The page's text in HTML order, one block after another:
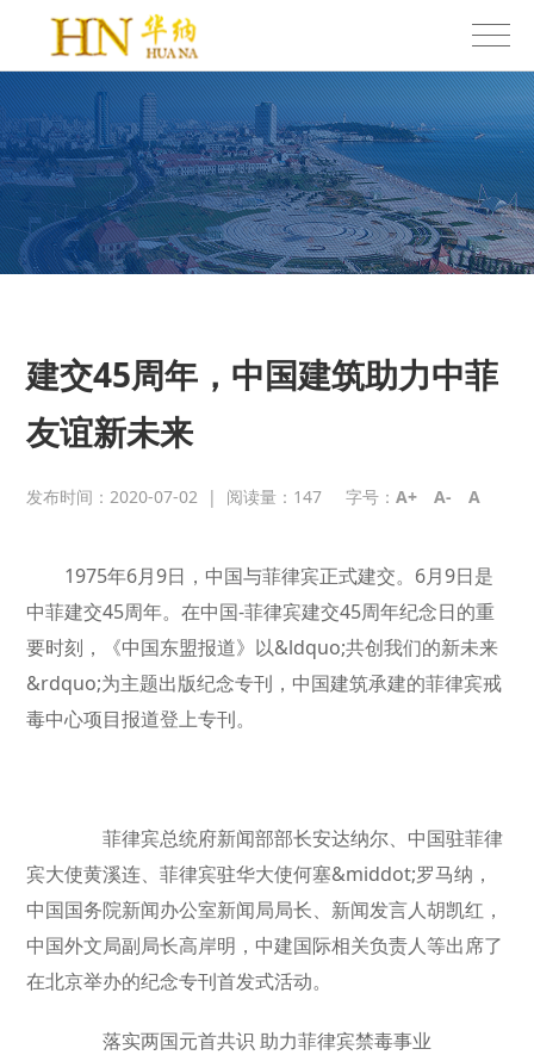
建交45周年，中国建筑助力中菲
友谊新未来
发布时间：2020-07-02 | 阅读量： 147 字号：A+ A- A
1975年6月9日，中国与菲律宾正式建交。6月9日是
中菲建交45周年。在中国-菲律宾建交45周年纪念日的重
要时刻，《中国东盟报道》以&ldquo;共创我们的新未来
&rdquo;为主题出版纪念专刊，中国建筑承建的菲律宾戒
毒中心项目报道登上专刊。
菲律宾总统府新闻部部长安达纳尔、中国驻菲律
宾大使黄溪连、菲律宾驻华大使何塞&middot;罗马纳，
中国国务院新闻办公室新闻局局长、新闻发言人胡凯红，
中国外文局副局长高岸明，中建国际相关负责人等出席了
在北京举办的纪念专刊首发式活动。
落实两国元首共识 助力菲律宾禁毒事业